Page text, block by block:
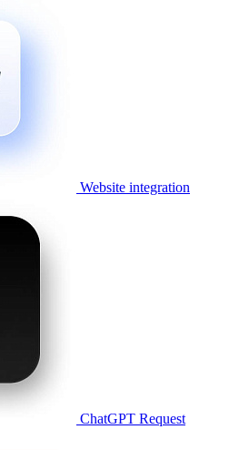
Website integration
ChatGPT Request